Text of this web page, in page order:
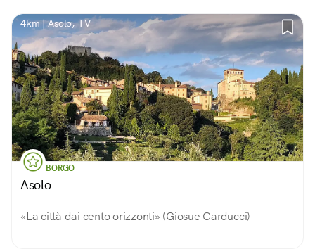
4km | Asolo, TV
BORGO
Asolo
«La città dai cento orizzonti» (Giosue Carducci)